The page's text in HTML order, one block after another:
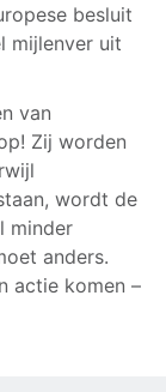
besluit
mijlenver uit
van
Zij worden
wordt de
minder
anders.
actie komen –